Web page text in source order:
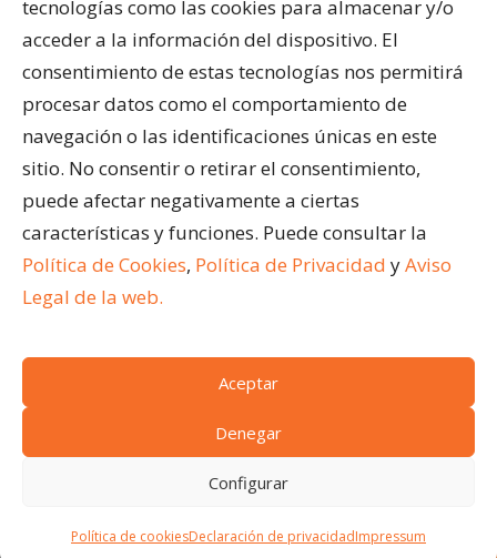
tecnologías como las cookies para almacenar y/o
acceder a la información del dispositivo. El
consentimiento de estas tecnologías nos permitirá
procesar datos como el comportamiento de
navegación o las identificaciones únicas en este
sitio. No consentir o retirar el consentimiento,
puede afectar negativamente a ciertas
características y funciones. Puede consultar la
Política de Cookies, Política de Privacidad yAviso
Legal de la web.
Aceptar
Denegar
Configurar
Política de cookiesDeclaración de privacidadImpressum
¡Nosotros le asesoramos!
Cubiertas para Pisicinas
Acristalar Contract – Soluciones Profesionales
Horeca
¿Qué son los cerramientos abatibles para
terrazas?
Ventajas de acristalar la terraza de un restaurante
Cómo limpiar una pérgola bioclimática
Todos los derechos reservados
Política de cookies|Acceso a cookies|Política de
privacidad
Firmas Colaboradoras:Estarima